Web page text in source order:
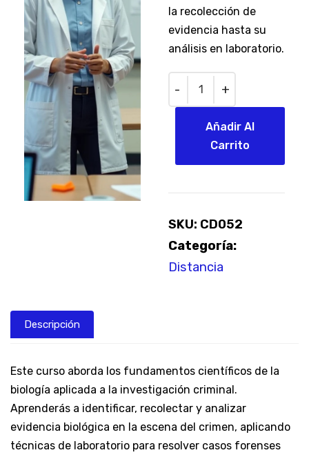
la recolección de
evidencia hasta su
análisis en laboratorio.
Quantity
Añadir Al
Carrito
SKU: CD052
Categoría:
Distancia
Descripción
Este curso aborda los fundamentos científicos de la
biología aplicada a la investigación criminal.
Aprenderás a identificar, recolectar y analizar
evidencia biológica en la escena del crimen, aplicando
técnicas de laboratorio para resolver casos forenses